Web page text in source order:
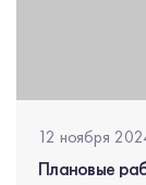
12 ноября
Плановые